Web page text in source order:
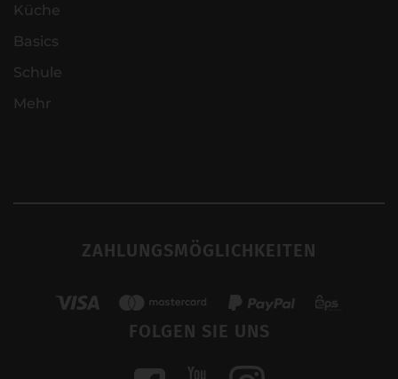
Küche
Basics
Schule
Mehr
ZAHLUNGSMÖGLICHKEITEN
FOLGEN SIE UNS